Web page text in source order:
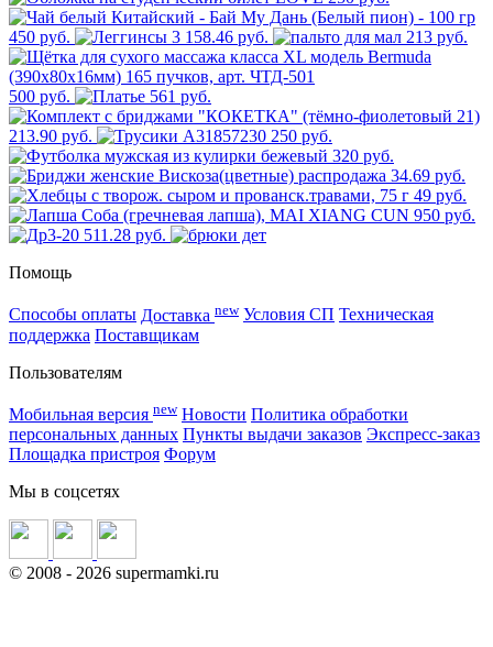
450 руб. 3 158.46 руб. 213 руб.
500 руб. 561 руб.
213.90 руб.
250 руб.
320 руб.
34.69 руб.
49 руб.
950 руб.
511.28 руб.
Помощь
Способы оплаты Доставка new Условия СП Техническая
поддержка Поставщикам
Пользователям
Мобильная версия new Новости Политика обработки
персональных данных Пункты выдачи заказов Экспресс-заказ
Площадка пристроя Форум
Мы в соцсетях
© 2008 - 2026 supermamki.ru